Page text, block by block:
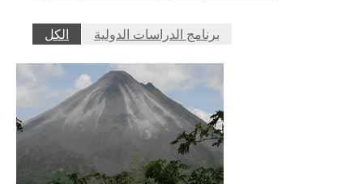
الكل برنامج الدراسات الدولية